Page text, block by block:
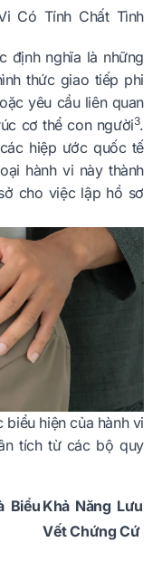
Có Tính Chất Tình
định nghĩa là những
thức giao tiếp phi
yêu cầu liên quan
cơ thể con người3.
hiệp ước quốc tế
hành vi này thành
cho việc lập hồ sơ
hiện của hành vi
tích từ các bộ quy
Biểu Khả Năng Lưu
Vết Chứng Cứ